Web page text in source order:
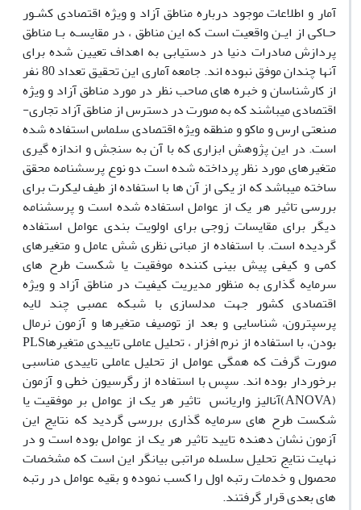
آمار و اطلاعات موجود درباره مناطق آزاد و ویژه اقتصادی کشـور
حـاکی از ایـن واقعیت است که این مناطق ، در مقایسـه بـا مناطق
پردازش صادرات دنیا در دستیابی به اهداف تعیین شده برای
آنها چندان موفق نبوده اند. جامعه آماری این تحقیق تعداد 80 نفر
از کارشناسان و خبره های صاحب نظر در مورد مناطق آزاد و ویژه
اقتصادی می­باشند که به صورت در دسترس از مناطق آزاد تجاری-
صنعتی ارس و ماکو و منطقه ویژه اقتصادی سلماس استفاده شده
است. در این پژوهش ابزاری که با آن به سنجش و اندازه گیری
متغیرهای مورد نظر پرداخته شده است دو نوع پرسشنامه محقق
ساخته می­باشد که از یکی از آن ها با استفاده از طیف لیکرت برای
بررسی تاثیر هر یک از عوامل استفاده شده است و پرسشنامه
دیگر برای مقایسات زوجی برای اولویت بندی عوامل استفاده
گردیده است. با استفاده از مبانی نظری شش عامل و متغیرهای
کمی و کیفی پیش بینی کننده موفقیت یا شکست طرح های
سرمایه گذاری به منظور مدیریت کیفیت در مناطق آزاد و ویژه
اقتصادی کشور جهت مدلسازی با شبکه عصبی چند لایه
پرسپترون، شناسایی و بعد از توصیف متغیرها و آزمون نرمال
بودن، با استفاده از نرم افزار
PLS، تحلیل عاملی تاییدی متغیرها
صورت گرفت که همگی عوامل از تحلیل عاملی تاییدی مناسبی
برخوردار بوده اند. سپس با استفاده از رگرسیون خطی و آزمون
آنالیز واریانس(ANOVA)
تاثیر هر یک از عوامل بر موفقیت یا
شکست طرح های سرمایه گذاری بررسی گردید که نتایج این
آزمون نشان دهنده تایید تاثیر هر یک از عوامل بوده است و در
نهایت نتایج تحلیل سلسله مراتبی بیانگر این است که مشخصات
محصول و خدمات رتبه اول را کسب نموده و بقیه عوامل در رتبه
های بعدی قرار گرفتند.